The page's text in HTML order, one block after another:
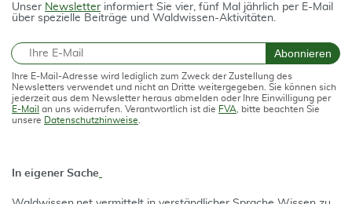
Unser Newsletter informiert Sie vier, fünf Mal jährlich per E-Mail
über spezielle Beiträge und Waldwissen-Aktivitäten.
E-Mail Abonnieren
Ihre E-Mail-Adresse wird lediglich zum Zweck der Zustellung des
Newsletters verwendet und nicht an Dritte weitergegeben. Sie können sich
jederzeit aus dem Newsletter heraus abmelden oder Ihre Einwilligung per
E-Mail an uns widerrufen. Verantwortlich ist die FVA , bitte beachten Sie
unsere Datenschutzhinweise
In eigener Sache